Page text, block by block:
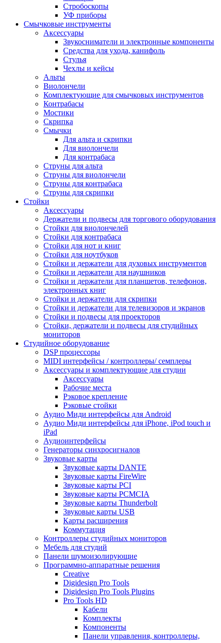
Стробоскопы
УФ приборы
Смычковые инструменты
Аксессуары
Звукосниматели и электронные компоненты
Средства для ухода, канифоль
Стулья
Чехлы и кейсы
Альты
Виолончели
Комплектующие для смычковых инструментов
Контрабасы
Мостики
Скрипка
Смычки
Для альта и скрипки
Для виолончели
Для контрабаса
Струны для альта
Струны для виолончели
Струны для контрабаса
Струны для скрипки
Стойки
Аксессуары
Держатели и подвесы для торгового оборудования
Стойки для виолончелей
Стойки для контрабаса
Стойки для нот и книг
Стойки для ноутбуков
Стойки и держатели для духовых инструментов
Стойки и держатели для наушников
Стойки и держатели для планшетов, телефонов,
электронных книг
Стойки и держатели для скрипки
Стойки и держатели для телевизоров и экранов
Стойки и подвесы для проекторов
Стойки, держатели и подвесы для студийных
мониторов
Студийное оборудование
DSP процессоры
MIDI интерфейсы / контроллеры/ семплеры
Аксессуары и комплектующие для студии
Аксессуары
Рабочие места
Рэковое крепление
Рэковые стойки
Аудио Миди интерфейсы для Android
Аудио Миди интерфейсы для iPhone, iPod touch и
iPad
Аудиоинтерфейсы
Генераторы синхросигналов
Звуковые карты
Звуковые карты DANTE
Звуковые карты FireWire
Звуковые карты PCI
Звуковые карты PCMCIA
Звуковые карты Thunderbolt
Звуковые карты USB
Карты расширения
Коммутация
Контроллеры студийных мониторов
Мебель для студий
Панели шумоизолирующие
Программно-аппаратные решения
Creative
Digidesign Pro Tools
Digidesign Pro Tools Plugins
Pro Tools HD
Кабели
Комплекты
Компоненты
Панели управления, контроллеры,